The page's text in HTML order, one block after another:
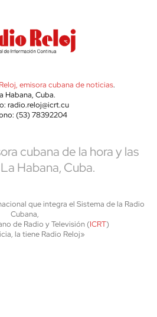
emisora cubana de noticias.
Habana, Cuba.
radio.reloj@icrt.cu
(53) 78392204
cubana de la hora y las
Habana, Cuba.
que integra el Sistema de la Radio
Cubana,
de Radio y Televisión (ICRT)
la tiene Radio Reloj»